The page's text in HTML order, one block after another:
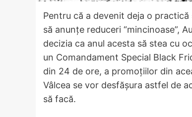
Pentru că a devenit deja o practică
să anunțe reduceri “mincinoase”,
decizia ca anul acesta să stea cu
un Comandament Special Black
din 24 de ore, a promoțiilor din
Vâlcea se vor desfășura astfel de
să facă.